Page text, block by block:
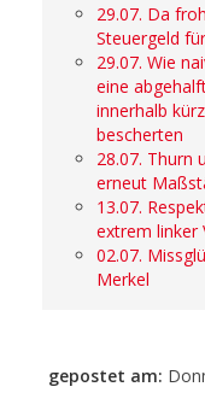
29.07. Da
Steuergeld
29.07. Wie
eine
innerhalb
bescherten
28.07. Thurn
erneut
13.07.
extrem linker
02.07.
Merkel
gepostet am: